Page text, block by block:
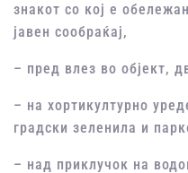
знакот со кој е
јавен сообраќај,
– пред влез во објект,
– на хортикултурно
градски зеленила и
– над приклучок на